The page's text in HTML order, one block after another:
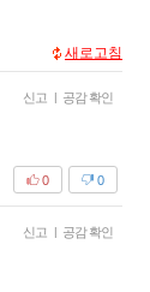
새로고침
신고 | 공감 확인
0
0
신고 | 공감 확인